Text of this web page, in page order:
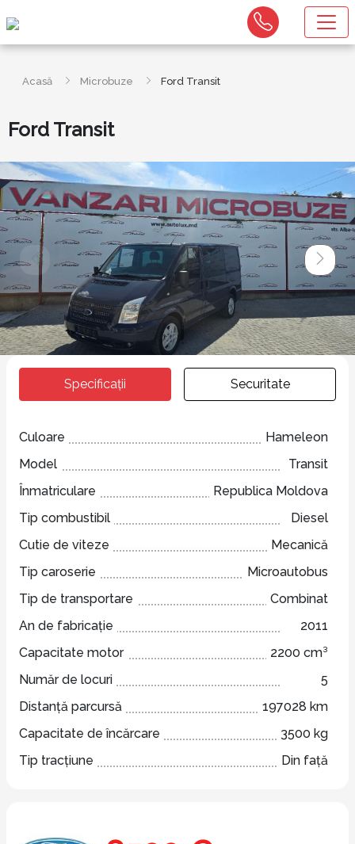
Acasă Microbuze Ford Transit
Ford Transit
Specificații Securitate
Culoare
Hameleon
Model
Transit
Înmatriculare
Republica Moldova
Tip combustibil
Diesel
Cutie de viteze
Mecanică
Tip caroserie
Microautobus
Tip de transportare
Combinat
An de fabricație
2011
Capacitate motor
2200 cm³
Număr de locuri
5
Distanță parcursă
197028 km
Capacitate de încărcare
3500 kg
Tip tracțiune
Din față